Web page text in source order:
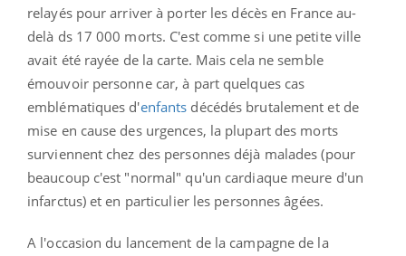
relayés pour arriver à porter les décès en France au-
delà ds 17 000 morts. C'est comme si une petite ville
avait été rayée de la carte. Mais cela ne semble
émouvoir personne car, à part quelques cas
emblématiques d'enfants décédés brutalement et de
mise en cause des urgences, la plupart des morts
surviennent chez des personnes déjà malades (pour
beaucoup c'est "normal" qu'un cardiaque meure d'un
infarctus) et en particulier les personnes âgées.
A l'occasion du lancement de la campagne de la